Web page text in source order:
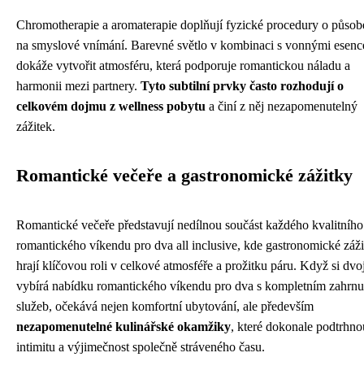
Chromotherapie a aromaterapie doplňují fyzické procedury o
na smyslové vnímání. Barevné světlo v kombinaci s vonnými
dokáže vytvořit atmosféru, která podporuje romantickou náladu a
harmonii mezi partnery. Tyto subtilní prvky často rozhodují o
celkovém dojmu z wellness pobytu a činí z něj nezapomenutelný
zážitek.
Romantické večeře a gastronomické zážitky
Romantické večeře představují nedílnou součást každého kvalitního
romantického víkendu pro dva all inclusive, kde gastronomické
hrají klíčovou roli v celkové atmosféře a prožitku páru. Když si
vybírá nabídku romantického víkendu pro dva s kompletním
služeb, očekává nejen komfortní ubytování, ale především
nezapomenutelné kulinářské okamžiky, které dokonale
intimitu a výjimečnost společně stráveného času.